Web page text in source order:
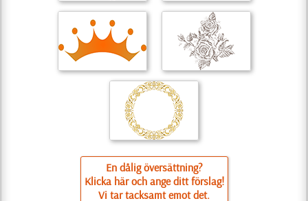
En dålig översättning?
Klicka här och ange ditt förslag!
Vi tar tacksamt emot det.